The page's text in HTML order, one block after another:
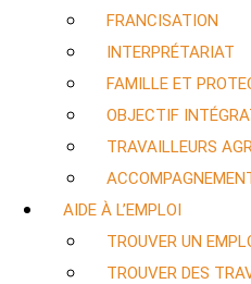
FRANCISATION
INTERPRÉTARIAT
FAMILLE ET
OBJECTIF
TRAVAILLEURS
AIDE À L’EMPLOI
TROUVER UN
TROUVER DES